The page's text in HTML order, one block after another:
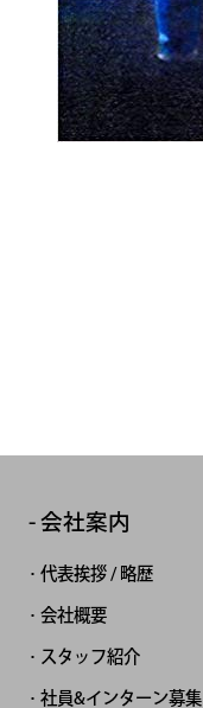
会社案内
代表挨拶 / 略歴
会社概要
スタッフ紹介
社員&インターン募集